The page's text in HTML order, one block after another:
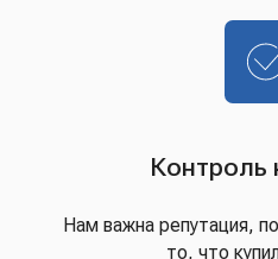
Контроль
Нам важна репутация,
то, что